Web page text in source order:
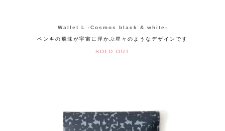
Wallet L -Cosmos black & white-
ペンキの飛沫が宇宙に浮かぶ星々のようなデザインです
SOLD OUT